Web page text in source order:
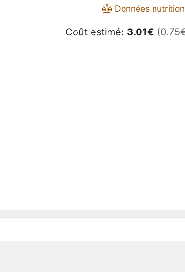
Données
Coût estimé: 3.01€